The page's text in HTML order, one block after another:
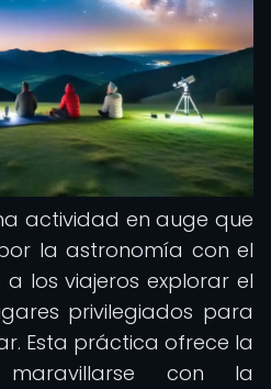
actividad en auge que
la astronomía con el
los viajeros explorar el
privilegiados para
Esta práctica ofrece la
con la